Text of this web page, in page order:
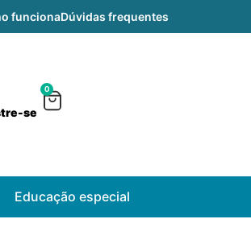
funcionaDúvidas frequentes
se
0
Educação especial